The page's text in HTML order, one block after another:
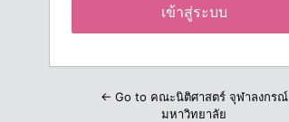
← Go to คณะนิติศาสตร์ จุฬาลงกรณ์
มหาวิทยาลัย